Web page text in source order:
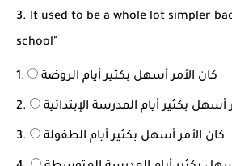
3. It used to be a whole lot simpler
school"
كان الأمر أسهل بكثير أيام الروضة
أسهل بكثير أيام المدرسة الإبتدائية
كان الأمر أسهل بكثير أيام الطفولة